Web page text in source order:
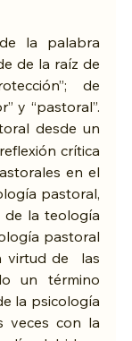
la palabra
de la raíz de
y “pastoral”.
desde un
crítica
en el
pastoral,
de la teología
pastoral
virtud de  las
un término
la psicología
veces con la